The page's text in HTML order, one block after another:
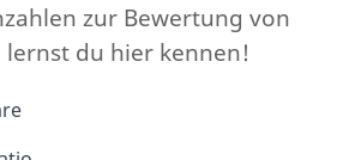
zur Bewertung von
du hier kennen!